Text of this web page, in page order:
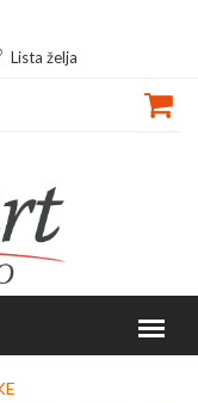
Lista želja